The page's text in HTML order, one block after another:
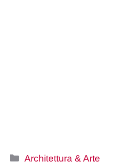
Categorie
Architettura & Arte